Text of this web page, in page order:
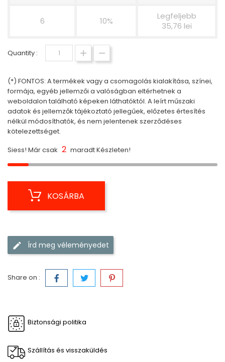
6 10%
Legfeljebb
35,76 lei
Quantity :
(*) FONTOS: A termékek vagy a csomagolás kialakítása, színei,
formája, egyéb jellemzői a valóságban eltérhetnek a
weboldalon található képeken láthatóktól. A leírt műszaki
adatok és jellemzők tájékoztató jellegűek, előzetes értesítés
nélkül módosíthatók, és nem jelentenek szerződéses
kötelezettséget.
Siess! Már csak 2 maradt Készleten!
KOSÁRBA
Írd meg véleményedet
Share on :
Biztonsági politika
Szállítás és visszaküldés